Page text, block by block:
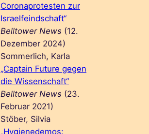
Coronaprotesten zur
Israelfeindschaft“
Belltower News (12.
Dezember 2024)
Sommerlich, Karla
„Captain Future gegen
die Wissenschaft“
Belltower News (23.
Februar 2021)
Stöber, Silvia
„Hygienedemos: